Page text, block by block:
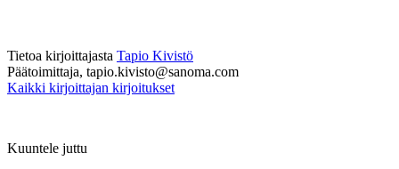
Tietoa kirjoittajasta Tapio Kivistö
Päätoimittaja, tapio.kivisto@sanoma.com
Kaikki kirjoittajan kirjoitukset
Kuuntele juttu